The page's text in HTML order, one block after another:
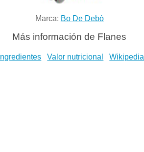
Marca: Bo De Debò
Más información de Flanes
Ingredientes Valor nutricional Wikipedia